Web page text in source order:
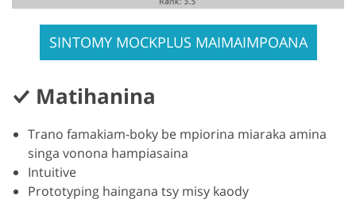
SINTOMY MOCKPLUS MAIMAIMPOANA
Matihanina
Trano famakiam-boky be mpiorina miaraka amina
singa vonona hampiasaina
Intuitive
Prototyping haingana tsy misy kaody